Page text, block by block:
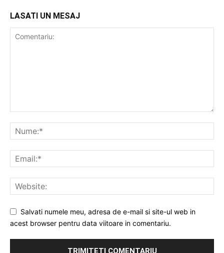
LASATI UN MESAJ
Salvati numele meu, adresa de e-mail si site-ul web in
acest browser pentru data viitoare in comentariu.